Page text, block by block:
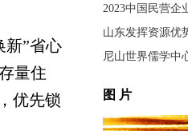
”省心
量住
优先锁
2023中国民营企
山东发挥资源优
尼山世界儒学中
图 片